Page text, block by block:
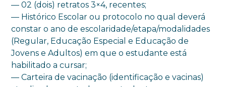
— 02 (dois) retratos 3×4, recentes;
— Histórico Escolar ou protocolo no qual deverá
constar o ano de escolaridade/etapa/modalidades
(Regular, Educação Especial e Educação de
Jovens e Adultos) em que o estudante está
habilitado a cursar;
— Carteira de vacinação (identificação e vacinas)